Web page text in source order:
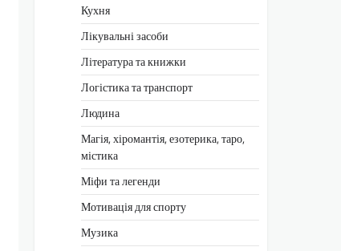
Кухня
Лікувальні засоби
Література та книжки
Логістика та транспорт
Людина
Магія, хіромантія, езотерика, таро,
містика
Міфи та легенди
Мотивація для спорту
Музика